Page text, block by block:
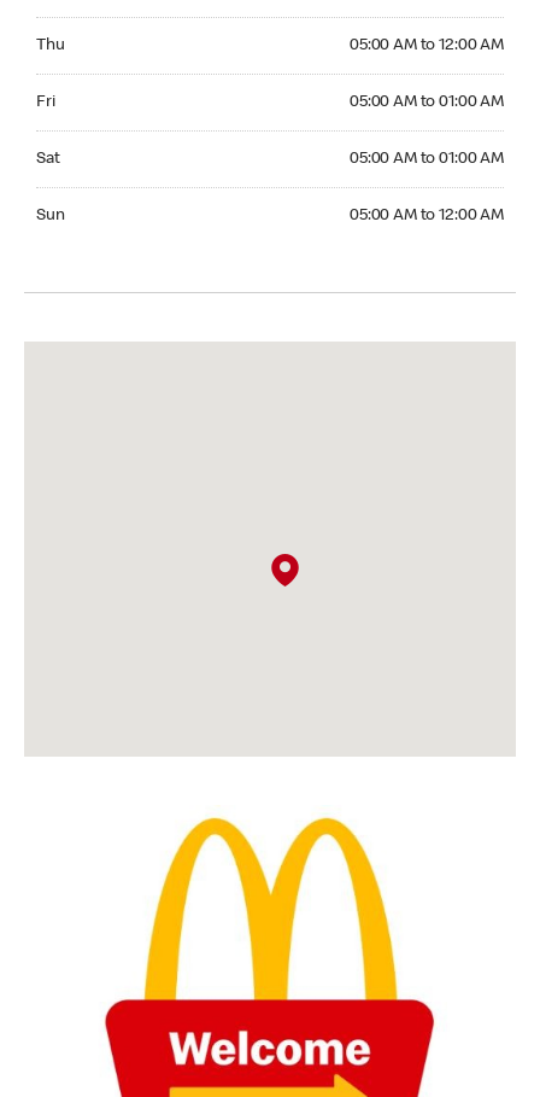
Thu 05:00 AM to 12:00 AM
Fri 05:00 AM to 01:00 AM
Sat 05:00 AM to 01:00 AM
Sun 05:00 AM to 12:00 AM